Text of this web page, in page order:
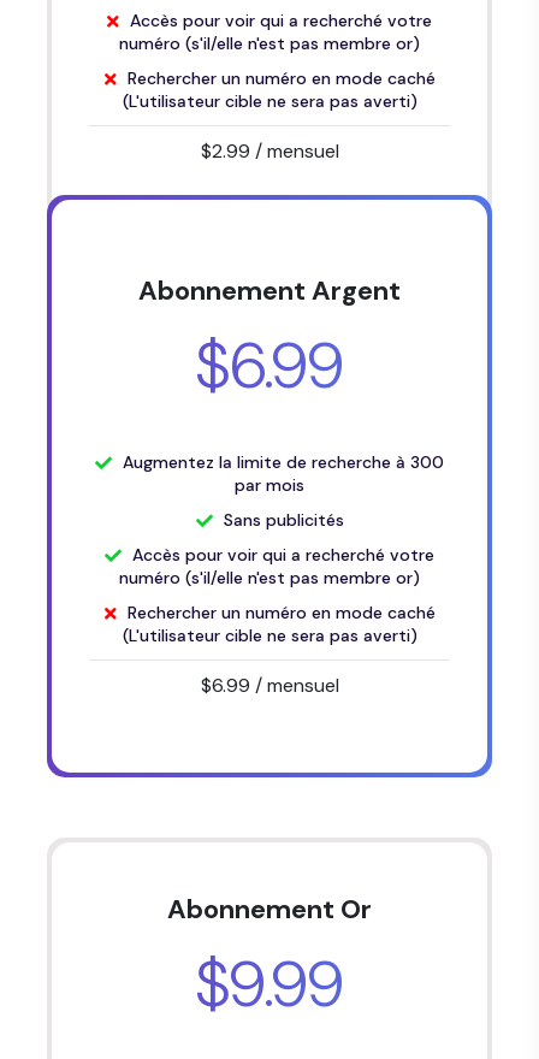
Accès pour voir qui a recherché votre
numéro (s'il/elle n'est pas membre or)
Rechercher un numéro en mode caché
(L'utilisateur cible ne sera pas averti)
$2.99 / mensuel
Abonnement Argent
$6.99
Augmentez la limite de recherche à 300
par mois
Sans publicités
Accès pour voir qui a recherché votre
numéro (s'il/elle n'est pas membre or)
Rechercher un numéro en mode caché
(L'utilisateur cible ne sera pas averti)
$6.99 / mensuel
Abonnement Or
$9.99